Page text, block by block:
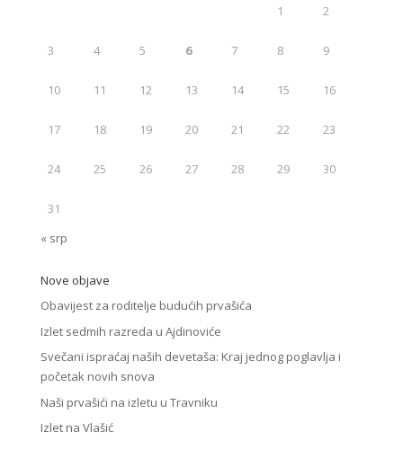
1 2
3 4 5 6 7 8 9
10 11 12 13 14 15 16
17 18 19 20 21 22 23
24 25 26 27 28 29 30
31
« srp
Nove objave
Obavijest za roditelje budućih prvašića
Izlet sedmih razreda u Ajdinoviće
Svečani ispraćaj naših devetaša: Kraj jednog poglavlja i
početak novih snova
Naši prvašići na izletu u Travniku
Izlet na Vlašić